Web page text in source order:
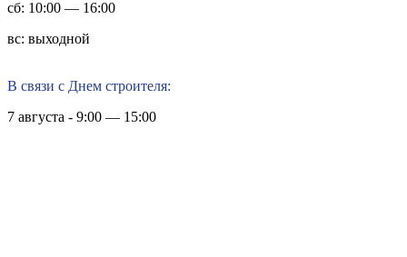
сб: 10:00 — 16:00
вс: выходной
В связи с Днем строителя:
7 августа - 9:00 — 15:00